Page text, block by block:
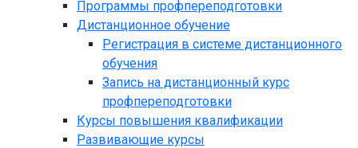
Программы профпереподготовки
Дистанционное обучение
Регистрация в системе дистанционного
обучения
Запись на дистанционный курс
профпереподготовки
Курсы повышения квалификации
Развивающие курсы